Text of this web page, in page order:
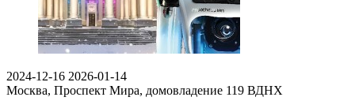
2024-12-16 2026-01-14
Москва, Проспект Мира, домовладение 119 ВДНХ